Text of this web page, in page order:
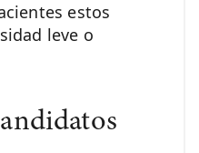
estos
leve o